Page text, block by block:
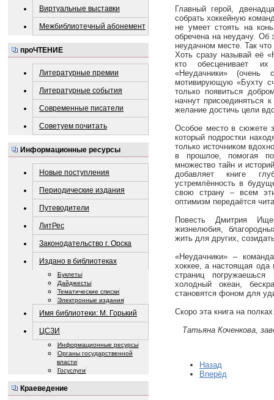
Виртуальные выставки
Межбиблиотечный абонемент
проЧТЕНИЕ
Литературные премии
Литературные события
Современные писатели
Советуем почитать
Информационные ресурсы
Новые поступления
Периодические издания
Путеводители
ЛитРес
Законодательство г. Орска
Издано в библиотеках
Буклеты
Дайджесты
Тематические списки
Электронные издания
Имя библиотеки: М. Горький
ЦСЗИ
Информационные ресурсы
Органы государственной
власти
Госуслуги
Краеведение
Главный герой,
собрать хоккейную
не умеет стоять на
обречена на неудачу.
неудачном месте. Так
Хоть сразу называй её
кто обесценивает
«Неудачники» (очень
мотивирующую «Бухту
только появиться
начнут присоединяться
желание достичь цели
Особое место в сюжете
который подростки
только источником
в прошлое, помогая
множество тайн и
добавляет книге
устремлённость в
свою страну – всем
оптимизм передаётся
Повесть Дмитрия
жизнелюбия,
жить для других,
«Неудачники» –
хоккее, а настоящая
страниц
холодный океан,
становятся фоном для
Скоро эта книга на
Татьяна Коченкова,
Назад
Вперёд